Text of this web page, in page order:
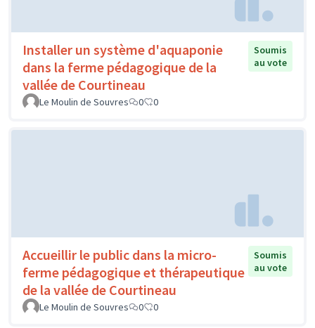
Installer un système d'aquaponie
dans la ferme pédagogique de la
vallée de Courtineau
Soumis
au vote
Le Moulin de Souvres 0 0
Accueillir le public dans la micro-
ferme pédagogique et thérapeutique
de la vallée de Courtineau
Soumis
au vote
Le Moulin de Souvres 0 0